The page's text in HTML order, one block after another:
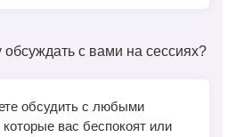
с вами на сессиях?
обсудить с любыми
вас беспокоят или